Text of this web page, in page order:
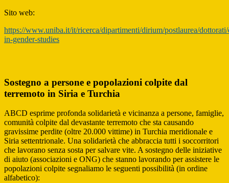
Sito web:
https://www.uniba.it/it/ricerca/dipartimenti/dirium/postlaurea/
in-gender-studies
Sostegno a persone e popolazioni colpite dal
terremoto in Siria e Turchia
ABCD esprime profonda solidarietà e vicinanza a persone, famiglie,
comunità colpite dal devastante terremoto che sta causando
gravissime perdite (oltre 20.000 vittime) in Turchia meridionale e
Siria settentrionale. Una solidarietà che abbraccia tutti i soccorritori
che lavorano senza sosta per salvare vite. A sostegno delle iniziative
di aiuto (associazioni e ONG) che stanno lavorando per assistere le
popolazioni colpite segnaliamo le seguenti possibilità (in ordine
alfabetico):